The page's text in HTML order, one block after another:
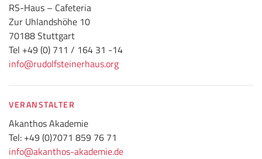
RS-Haus – Cafeteria
Zur Uhlandshöhe 10
70188 Stuttgart
Tel +49 (0) 711 / 164 31 -14
info@rudolfsteinerhaus.org
VERANSTALTER
Akanthos Akademie
Tel: +49 (0)7071 859 76 71
info@akanthos-akademie.de